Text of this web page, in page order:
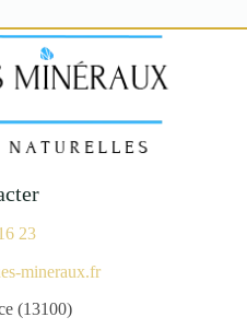
23
mineraux.fr
(13100)